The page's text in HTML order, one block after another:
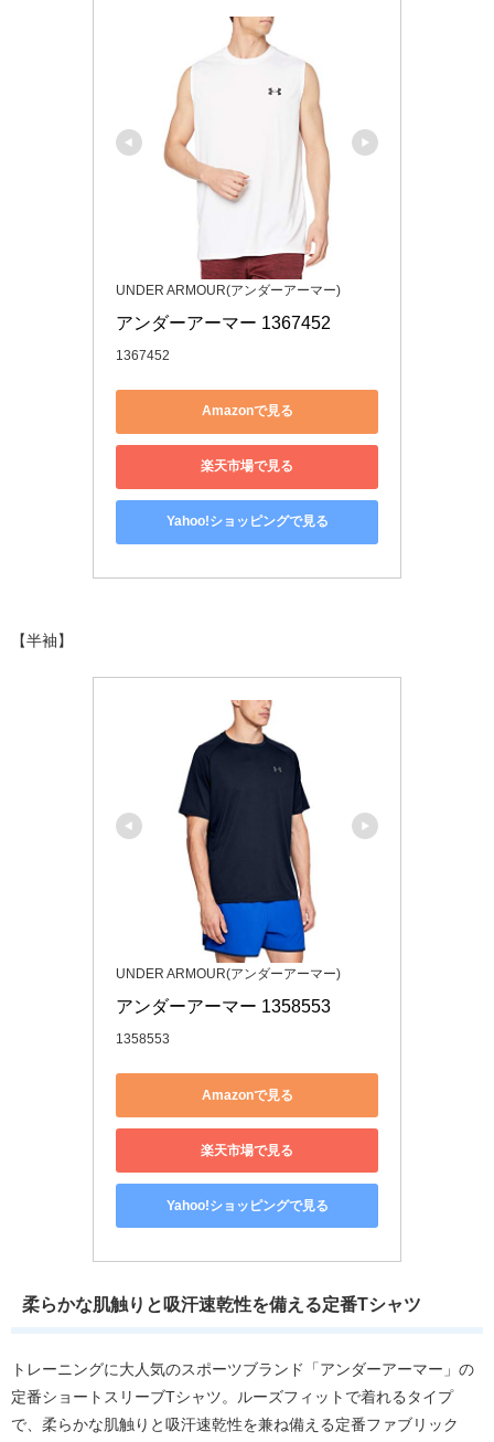
UNDER ARMOUR(アンダーアーマー)
アンダーアーマー 1367452
1367452
Amazonで見る
楽天市場で見る
Yahoo!ショッピングで見る
【半袖】
UNDER ARMOUR(アンダーアーマー)
アンダーアーマー 1358553
1358553
Amazonで見る
楽天市場で見る
Yahoo!ショッピングで見る
柔らかな肌触りと吸汗速乾性を備える定番Tシャツ
トレーニングに大人気のスポーツブランド「アンダーアーマー」の
定番ショートスリーブTシャツ。ルーズフィットで着れるタイプ
で、柔らかな肌触りと吸汗速乾性を兼ね備える定番ファブリック